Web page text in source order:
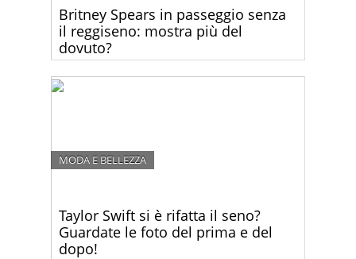
Britney Spears in passeggio senza
il reggiseno: mostra più del
dovuto?
Trawick, la single Britney Spears torna a stupirci…
questa volta mostrandoci la gran parte del seno.
Taylor Swift si è rifatta il seno?
Guardate le foto del prima e del
dopo!
MODA E BELLEZZA